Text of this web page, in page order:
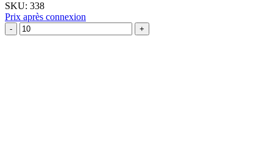
SKU: 338
Prix après connexion